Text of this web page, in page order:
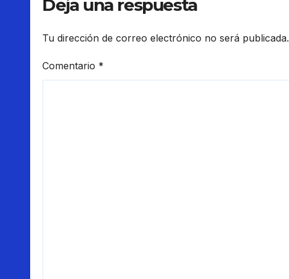
Deja una respuesta
Tu dirección de correo electrónico no será publicada.
Comentario *